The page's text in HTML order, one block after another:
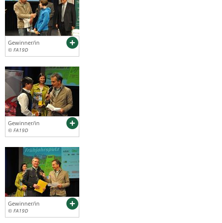
Gewinner/in
© FA19D
Gewinner/in
© FA19D
Gewinner/in
© FA19D